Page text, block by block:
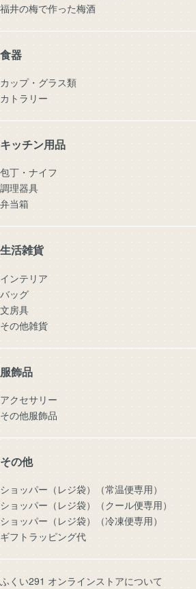
福井の梅で作った梅酒
食器
カップ・グラス類
カトラリー
キッチン用品
包丁・ナイフ
調理器具
弁当箱
生活雑貨
インテリア
バッグ
文房具
その他雑貨
服飾品
アクセサリー
その他服飾品
その他
ショッパー（レジ袋）（常温便専用）
ショッパー（レジ袋）（クール便専用）
ショッパー（レジ袋）（冷凍便専用）
ギフトラッピング代
ふくい291 オンラインストアについて